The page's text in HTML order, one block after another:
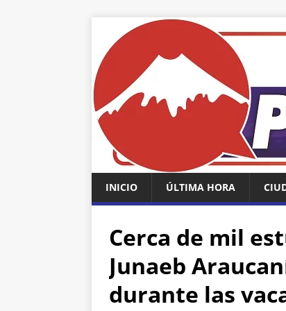
INICIO ÚLTIMA HORA
Cerca de mil
Junaeb
durante las